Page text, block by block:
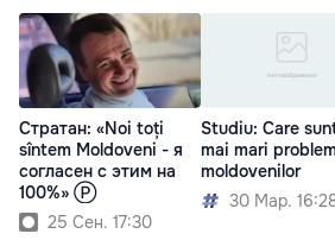
Стратан: «Noi toți
sîntem Moldoveni - я
согласен с этим на
100%» Ⓟ
25 Сен. 17:30
Studiu: Care
mai mari
moldovenilor
30 Мар.